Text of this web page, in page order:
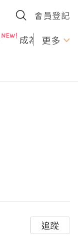
會員登記
成為U更多
追蹤